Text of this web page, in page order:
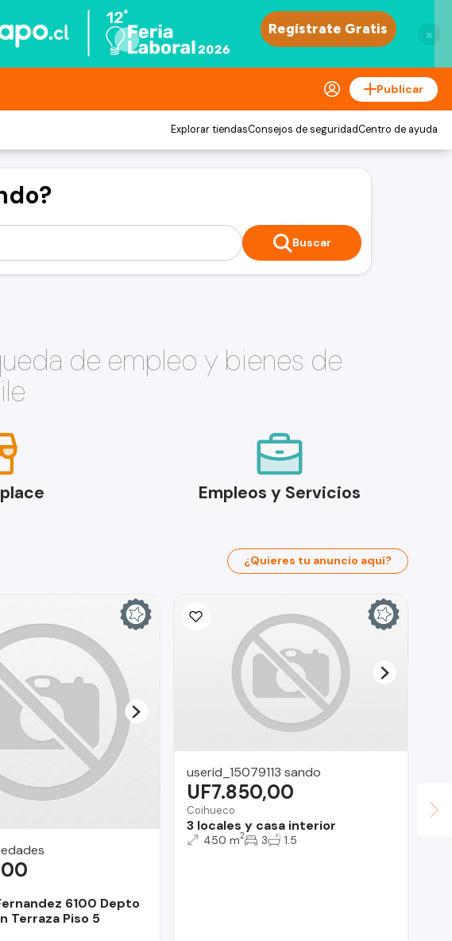
×
Publicar
Explorar tiendasConsejos de seguridadCentro de ayuda
Buscar
de empleo y bienes de
Empleos y Servicios
¿Quieres tu anuncio aquí?
6100 Depto
Terraza Piso 5
userid_15079113 sando
Coihueco
3 locales y casa interior
UF7.850,00
450 m2 3 1.5